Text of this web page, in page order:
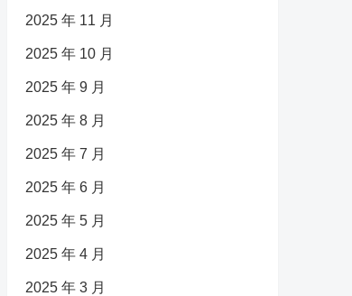
2025 年 11 月
2025 年 10 月
2025 年 9 月
2025 年 8 月
2025 年 7 月
2025 年 6 月
2025 年 5 月
2025 年 4 月
2025 年 3 月